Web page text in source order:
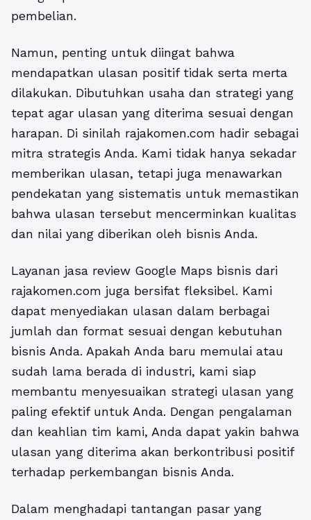
pembelian.
Namun, penting untuk diingat bahwa
mendapatkan ulasan positif tidak serta merta
dilakukan. Dibutuhkan usaha dan strategi yang
tepat agar ulasan yang diterima sesuai dengan
harapan. Di sinilah rajakomen.com hadir sebagai
mitra strategis Anda. Kami tidak hanya sekadar
memberikan ulasan, tetapi juga menawarkan
pendekatan yang sistematis untuk memastikan
bahwa ulasan tersebut mencerminkan kualitas
dan nilai yang diberikan oleh bisnis Anda.
Layanan jasa review Google Maps bisnis dari
rajakomen.com juga bersifat fleksibel. Kami
dapat menyediakan ulasan dalam berbagai
jumlah dan format sesuai dengan kebutuhan
bisnis Anda. Apakah Anda baru memulai atau
sudah lama berada di industri, kami siap
membantu menyesuaikan strategi ulasan yang
paling efektif untuk Anda. Dengan pengalaman
dan keahlian tim kami, Anda dapat yakin bahwa
ulasan yang diterima akan berkontribusi positif
terhadap perkembangan bisnis Anda.
Dalam menghadapi tantangan pasar yang